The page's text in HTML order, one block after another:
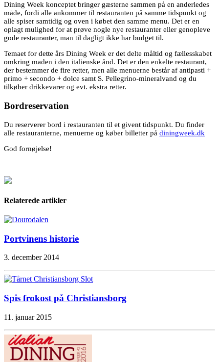
Dining Week konceptet bringer gæsterne sammen på en anderledes
måde, fordi alle ankommer til restauranten på samme tidspunkt og
alle spiser samtidig og oven i købet den samme menu. Det er en
oplagt mulighed for at prøve nogle nye restauranter eller genopleve
gode restauranter, man til dagligt ikke har budget til.
Temaet for dette års Dining Week er det delte måltid og fællesskabet
omkring maden i den italienske ånd. Det er den enkelte restaurant,
der bestemmer de fire retter, men alle menuerne består af antipasti +
primo + secondo + dolce samt S. Pellegrino-mineralvand og du
tilkøber drikkevarer og evt. ekstra retter.
Bordreservation
Du reserverer bord i restauranten til et givent tidspunkt. Du finder
alle restauranterne, menuerne og køber billetter på diningweek.dk
God fornøjelse!
Relaterede artikler
Portvinens historie
3. december 2014
Spis frokost på Christiansborg
11. januar 2015